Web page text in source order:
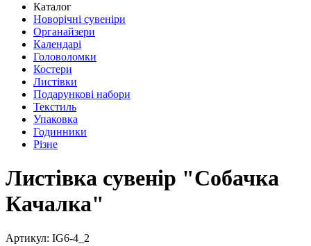
Каталог
Новорічні сувеніри
Органайзери
Календарі
Головоломки
Костери
Листівки
Подарункові набори
Текстиль
Упаковка
Годинники
Різне
Листівка сувенір "Собачка
Качалка"
Артикул: IG6-4_2